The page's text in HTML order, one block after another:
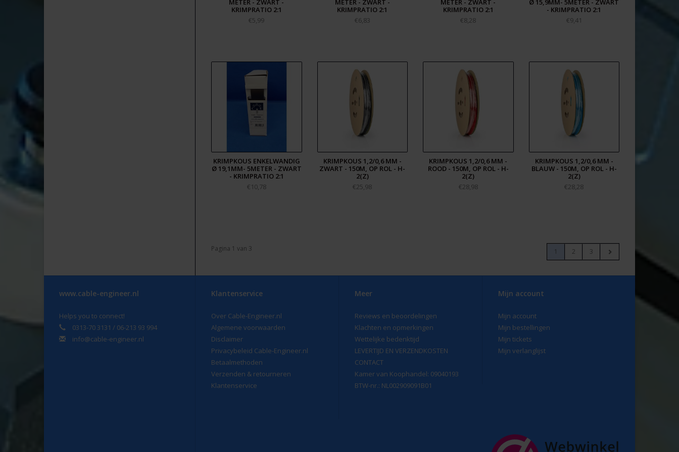
KRIMPRATIO 2:1
€5,99
KRIMPRATIO 2:1
€6,83
KRIMPRATIO 2:1
€8,28
- KRIMPRATIO 2:1
€9,41
KRIMPKOUS ENKELWANDIG
Ø 19,1MM- 5METER - ZWART
- KRIMPRATIO 2:1
€10,78
KRIMPKOUS 1,2/0,6 MM -
ZWART - 150M, OP ROL - H-
2(Z)
€25,98
KRIMPKOUS 1,2/0,6 MM -
ROOD - 150M, OP ROL - H-
2(Z)
€28,98
KRIMPKOUS 1,2/0,6 MM -
BLAUW - 150M, OP ROL - H-
2(Z)
€28,28
Pagina 1 van 3 1 2 3
www.cable-engineer.nl
Helps you to connect!
0313-70 3131 / 06-213 93 994
info@cable-engineer.nl
Klantenservice
Over Cable-Engineer.nl
Algemene voorwaarden
Disclaimer
Privacybeleid Cable-Engineer.nl
Betaalmethoden
Verzenden & retourneren
Klantenservice
Meer
Reviews en beoordelingen
Klachten en opmerkingen
Wettelijke bedenktijd
LEVERTIJD EN VERZENDKOSTEN
CONTACT
Kamer van Koophandel: 09040193
BTW-nr.: NL002909091B01
Mijn account
Mijn account
Mijn bestellingen
Mijn tickets
Mijn verlanglijst